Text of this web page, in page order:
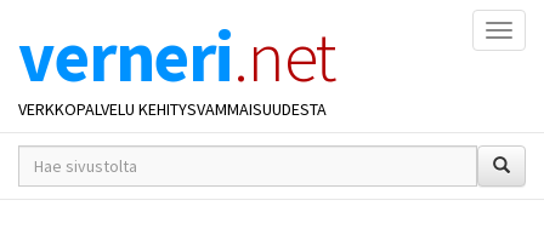
verneri.net
VERKKOPALVELU KEHITYSVAMMAISUUDESTA
hakusana(t)
*